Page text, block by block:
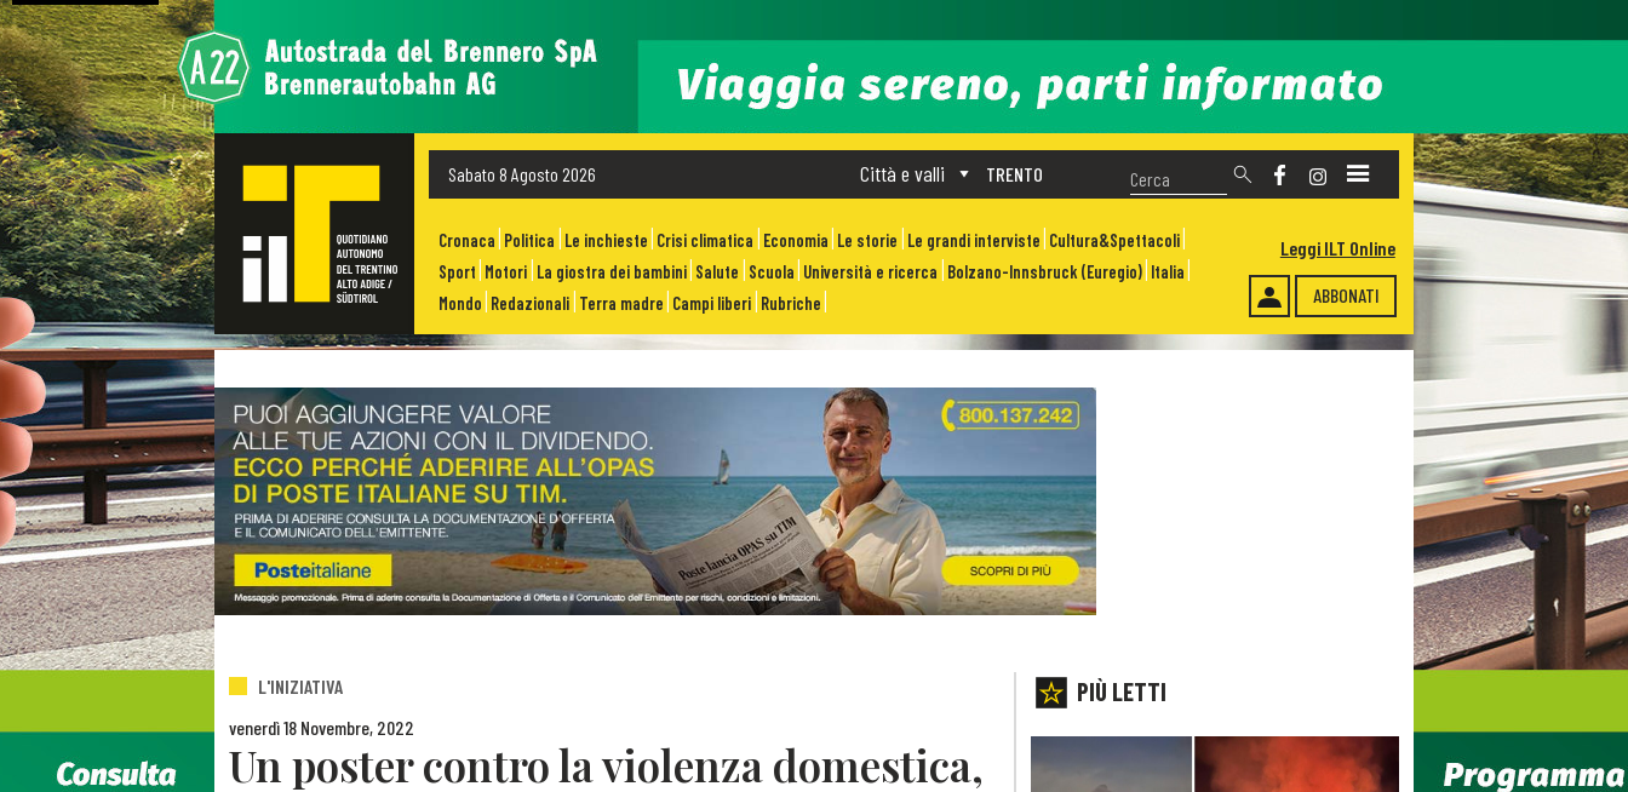
Sabato 8 Agosto 2026 TRENTO
Città e valli
Cronaca Politica Le inchieste Crisi climatica Economia Le storie Le grandi interviste Cultura&Spettacoli
Sport Motori La giostra dei bambini Salute Scuola Università e ricerca Bolzano-Innsbruck (Euregio) Italia
Mondo Redazionali Terra madre Campi liberi Rubriche ABBONATI
Leggi ILT Online
L'INIZIATIVA
venerdì 18 Novembre, 2022
Un poster contro la violenza domestica,
PIÙ LETTI